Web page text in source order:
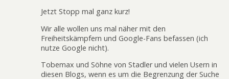
Jetzt Stopp mal ganz kurz!
Wir alle wollen uns mal näher mit den
Freiheitskämpfern und Google-Fans befassen (ich
nutze Google nicht).
Tobemax und Söhne von Stadler und vielen Usern in
diesen Blogs, wenn es um die Begrenzung der Suche